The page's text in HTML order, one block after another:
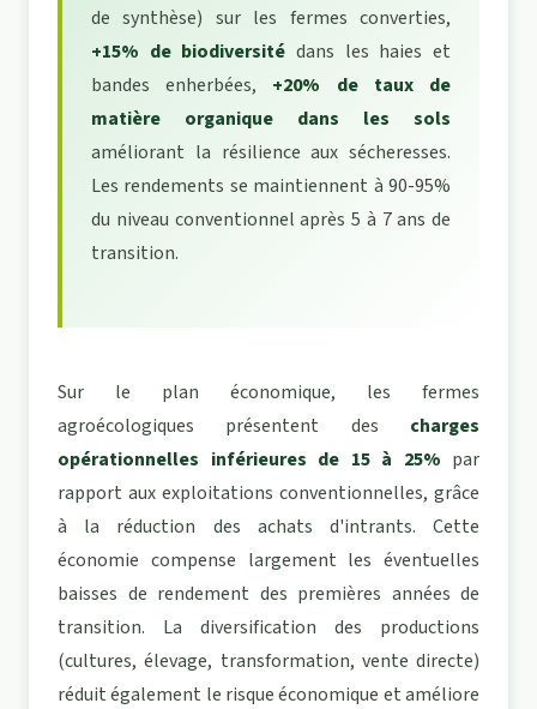
de synthèse) sur les fermes converties,
+15% de biodiversité dans les haies et
bandes enherbées, +20% de taux de
matière organique dans les sols
améliorant la résilience aux sécheresses.
Les rendements se maintiennent à 90-95%
du niveau conventionnel après 5 à 7 ans de
transition.
Sur le plan économique, les fermes
agroécologiques présentent des charges
opérationnelles inférieures de 15 à 25% par
rapport aux exploitations conventionnelles, grâce
à la réduction des achats d'intrants. Cette
économie compense largement les éventuelles
baisses de rendement des premières années de
transition. La diversification des productions
(cultures, élevage, transformation, vente directe)
réduit également le risque économique et améliore